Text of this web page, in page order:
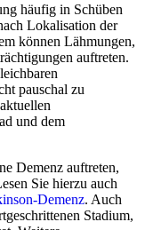
häufig in Schüben
Lokalisation der
können Lähmungen,
auftreten.
pauschal zu
und dem
Demenz auftreten,
Sie hierzu auch
Demenz. Auch
Stadium,